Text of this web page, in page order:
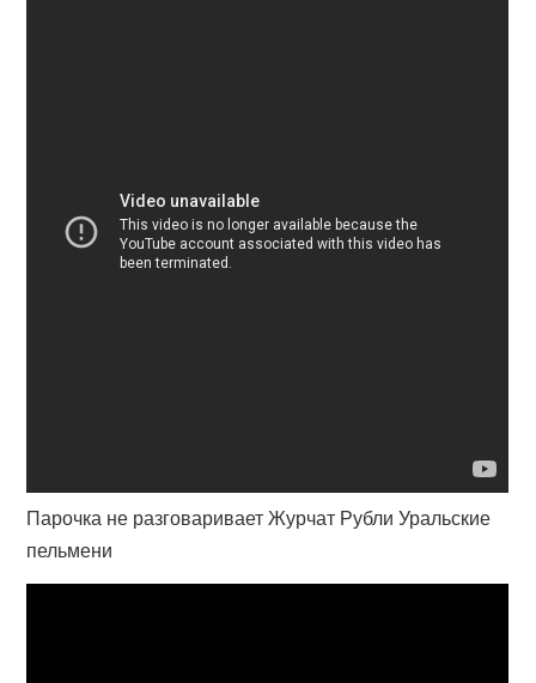
Парочка не разговаривает Журчат Рубли Уральские
пельмени